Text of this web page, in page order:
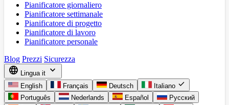
Pianificatore giornaliero
Pianificatore settimanale
Pianificatore di progetto
Pianificatore di lavoro
Pianificatore personale
Blog Prezzi Sicurezza
language Lingua it expand_more
English Français Deutsch Italiano check
Português Nederlands Español
Русский